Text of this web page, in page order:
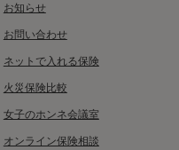
お知らせ
お問い合わせ
ネットで入れる保険
火災保険比較
女子のホンネ会議室
オンライン保険相談